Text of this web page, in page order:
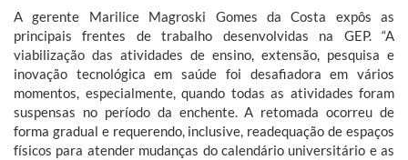
A gerente Marilice Magroski Gomes da Costa expôs as
principais frentes de trabalho desenvolvidas na GEP. “A
viabilização das atividades de ensino, extensão, pesquisa e
inovação tecnológica em saúde foi desafiadora em vários
momentos, especialmente, quando todas as atividades foram
suspensas no período da enchente. A retomada ocorreu de
forma gradual e requerendo, inclusive, readequação de espaços
físicos para atender mudanças do calendário universitário e as